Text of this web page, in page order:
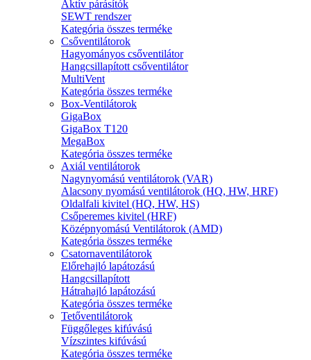
Aktív párásítók
SEWT rendszer
Kategória összes terméke
Csőventilátorok
Hagyományos csőventilátor
Hangcsillapított csőventilátor
MultiVent
Kategória összes terméke
Box-Ventilátorok
GigaBox
GigaBox T120
MegaBox
Kategória összes terméke
Axiál ventilátorok
Nagynyomású ventilátorok (VAR)
Alacsony nyomású ventilátorok (HQ, HW, HRF)
Oldalfali kivitel (HQ, HW, HS)
Csőperemes kivitel (HRF)
Középnyomású Ventilátorok (AMD)
Kategória összes terméke
Csatornaventilátorok
Előrehajló lapátozású
Hangcsillapított
Hátrahajló lapátozású
Kategória összes terméke
Tetőventilátorok
Függőleges kifúvású
Vízszintes kifúvású
Kategória összes terméke